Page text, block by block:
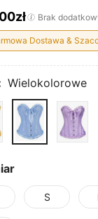
AND
Brak
Dostawa &
Wielokolorowe
S